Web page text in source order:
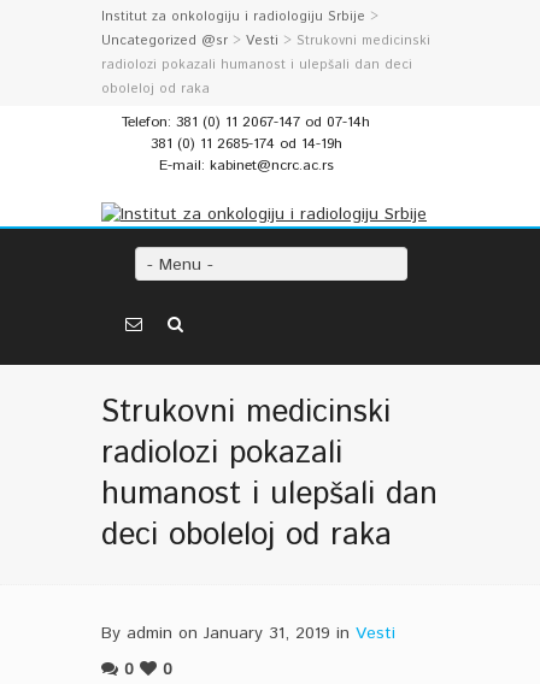
Institut za onkologiju i radiologiju Srbije >
Uncategorized @sr > Vesti > Strukovni medicinski
radiolozi pokazali humanost i ulepšali dan deci
oboleloj od raka
Telefon: 381 (0) 11 2067-147 od 07-14h
381 (0) 11 2685-174 od 14-19h
E-mail: kabinet@ncrc.ac.rs
- Menu -
Strukovni medicinski
radiolozi pokazali
humanost i ulepšali dan
deci oboleloj od raka
By admin on January 31, 2019 in Vesti
0
0